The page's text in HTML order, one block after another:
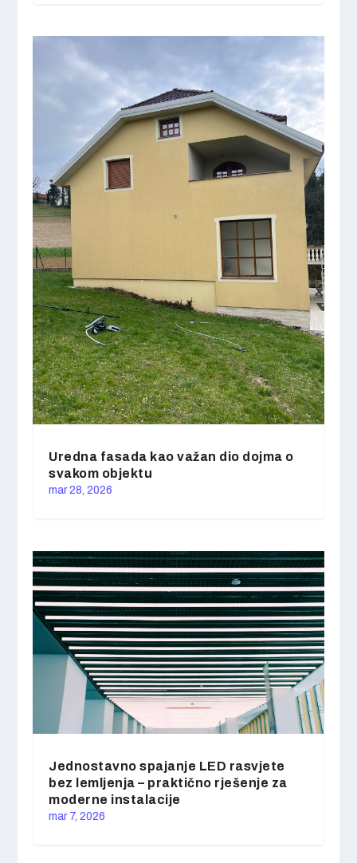
Uredna fasada kao važan dio dojma o
svakom objektu
mar 28, 2026
Jednostavno spajanje LED rasvjete
bez lemljenja – praktično rješenje za
moderne instalacije
mar 7, 2026